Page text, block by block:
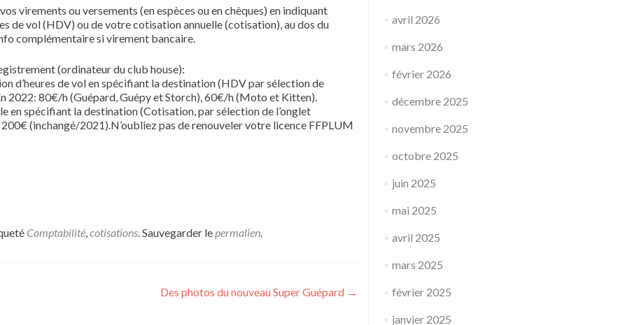
virements ou versements (en espèces ou en chèques) en indiquant
de vol (HDV) ou de votre cotisation annuelle (cotisation), au dos du
complémentaire si virement bancaire.
(ordinateur du club house):
d’heures de vol en spécifiant la destination (HDV par sélection de
2022: 80€/h (Guépard, Guépy et Storch), 60€/h (Moto et Kitten).
en spécifiant la destination (Cotisation, par sélection de l’onglet
(inchangé/2021).N’oubliez pas de renouveler votre licence FFPLUM
Comptabilité,cotisations. Sauvegarder lepermalien.
Des photos du nouveau Super Guépard →
avril 2026
mars 2026
février 2026
décembre 2025
novembre 2025
octobre 2025
juin 2025
mai 2025
avril 2025
mars 2025
février 2025
janvier 2025